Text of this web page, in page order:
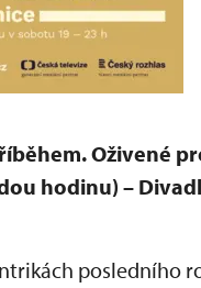
Oživené
hodinu) –
posledního